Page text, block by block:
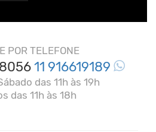
POR TELEFONE
11 916619189
das 11h às 19h
das 11h às 18h